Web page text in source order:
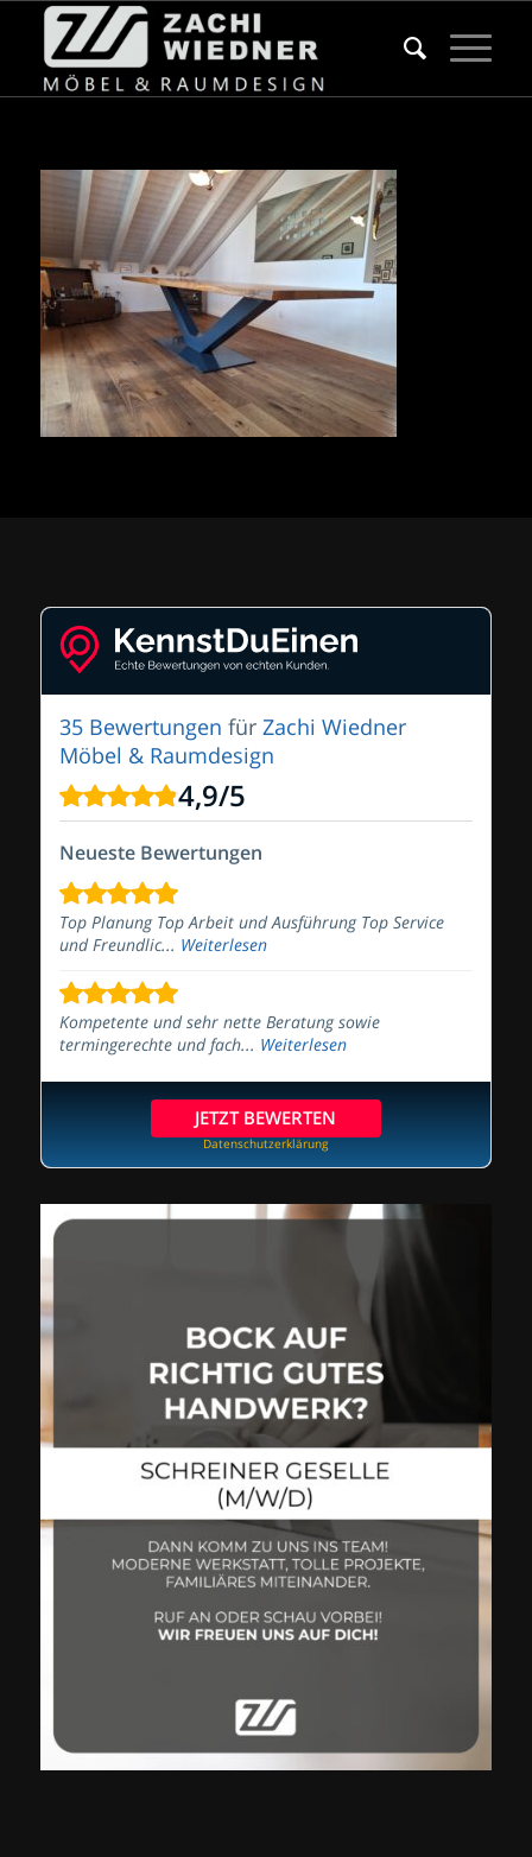
35 Bewertungen für Zachi Wiedner
Möbel & Raumdesign
4,9/5
Neueste Bewertungen
Top Planung Top Arbeit und Ausführung Top Service
und Freundlic... Weiterlesen
Kompetente und sehr nette Beratung sowie
termingerechte und fach... Weiterlesen
JETZT BEWERTEN
Datenschutzerklärung